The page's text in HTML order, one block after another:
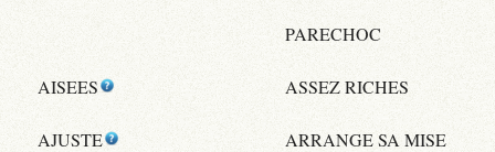
PARECHOC
AISEES ASSEZ RICHES
AJUSTE ARRANGE SA MISE